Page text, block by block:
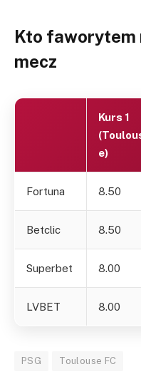
Kto faworytem
mecz
Kurs 1
e)
Fortuna 8.50
Betclic 8.50
Superbet 8.00
LVBET 8.00
PSG Toulouse FC